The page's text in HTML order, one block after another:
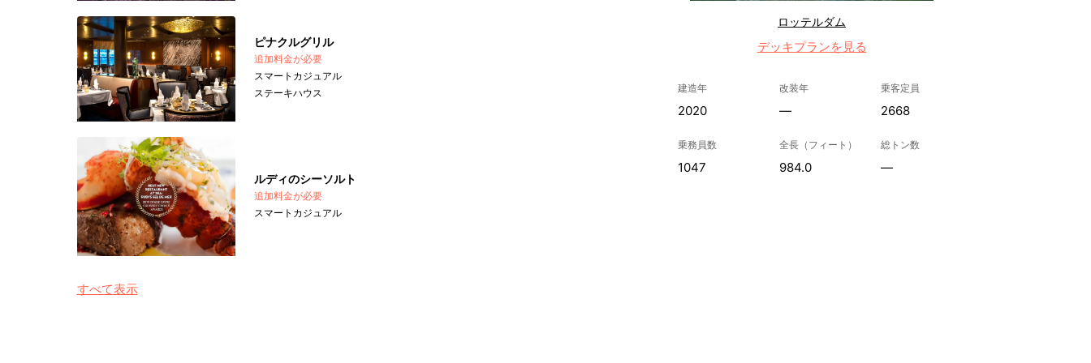
ピナクルグリル
追加料金が必要
スマートカジュアル
ステーキハウス
ルディのシーソルト
追加料金が必要
スマートカジュアル
すべて表示
ロッテルダム
デッキプランを見る
建造年
2020
改装年
—
乗客定員
2668
乗務員数
1047
全長（フィート）
984.0
総トン数
—